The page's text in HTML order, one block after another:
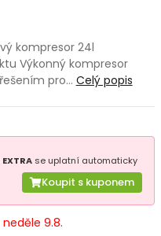
kompresor 24l
Výkonný kompresor
pro… Celý popis
EXTRA se uplatní automaticky
Koupit s kuponem
9.8.